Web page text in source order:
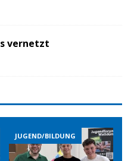
vernetzt
JUGEND/BILDUNG